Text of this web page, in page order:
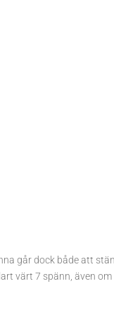
går dock både att
värt 7 spänn, även om